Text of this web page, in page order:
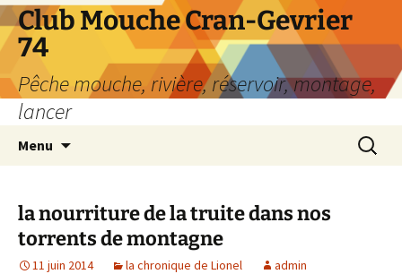
Aller
au
contenu
Club Mouche Cran-Gevrier
74
Pêche mouche, rivière, réservoir, montage,
lancer
Menu
la nourriture de la truite dans nos
torrents de montagne
11 juin 2014 la chronique de Lionel admin